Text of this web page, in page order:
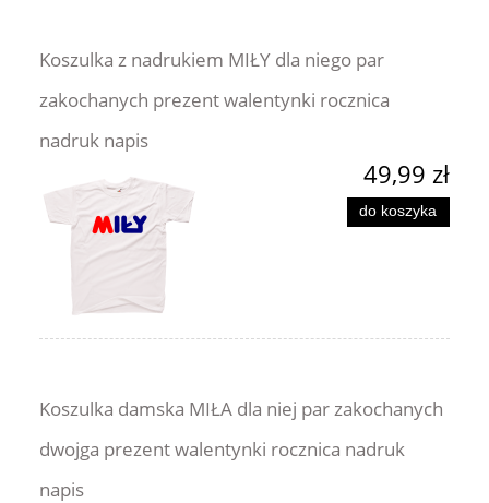
Koszulka z nadrukiem MIŁY dla niego par
zakochanych prezent walentynki rocznica
nadruk napis
49,99 zł
do koszyka
Koszulka damska MIŁA dla niej par zakochanych
dwojga prezent walentynki rocznica nadruk
napis